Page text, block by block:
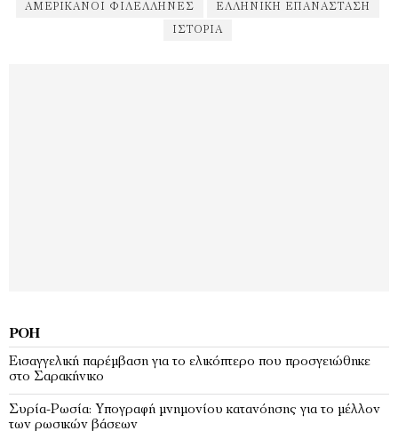
ΑΜΕΡΙΚΑΝΟΊ ΦΙΛΈΛΛΗΝΕΣ ΕΛΛΗΝΙΚΉ ΕΠΑΝΆΣΤΑΣΗ
ΙΣΤΟΡΙΑ
ΡΟΉ
Εισαγγελική παρέμβαση για το ελικόπτερο που προσγειώθηκε
στο Σαρακήνικο
Συρία-Ρωσία: Υπογραφή μνημονίου κατανόησης για το μέλλον
των ρωσικών βάσεων